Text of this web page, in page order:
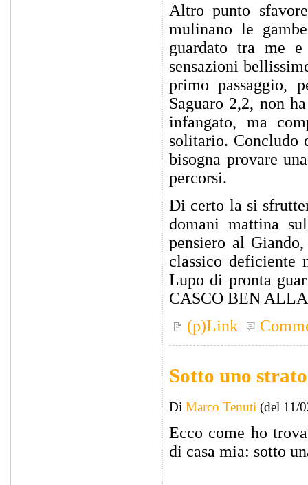
Altro punto
mulinano le
guardato tra me
sensazioni
primo passaggio,
Saguaro 2,2, non
infangato, ma
solitario. Concludo
bisogna provare
percorsi.
Di certo la si
domani mattina
pensiero al
classico
Lupo di pronta
CASCO BEN
(p)Link
Sotto uno
Di Marco Tenuti (del 11/
Ecco come ho
di casa mia: sotto